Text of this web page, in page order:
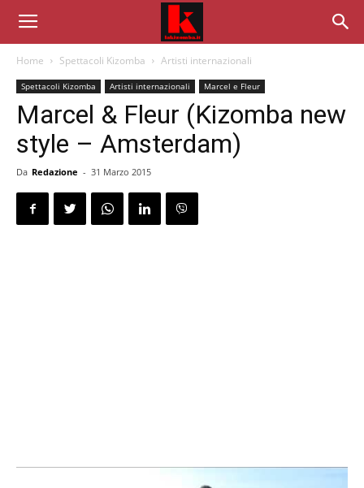
Home Spettacoli Kizomba Artisti internazionali
Spettacoli Kizomba Artisti internazionali Marcel e Fleur
Marcel & Fleur (Kizomba new
style – Amsterdam)
Da Redazione - 31 Marzo 2015